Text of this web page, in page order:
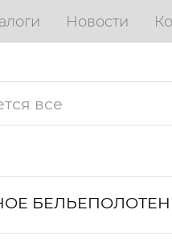
Новости
БЕЛЬЕ